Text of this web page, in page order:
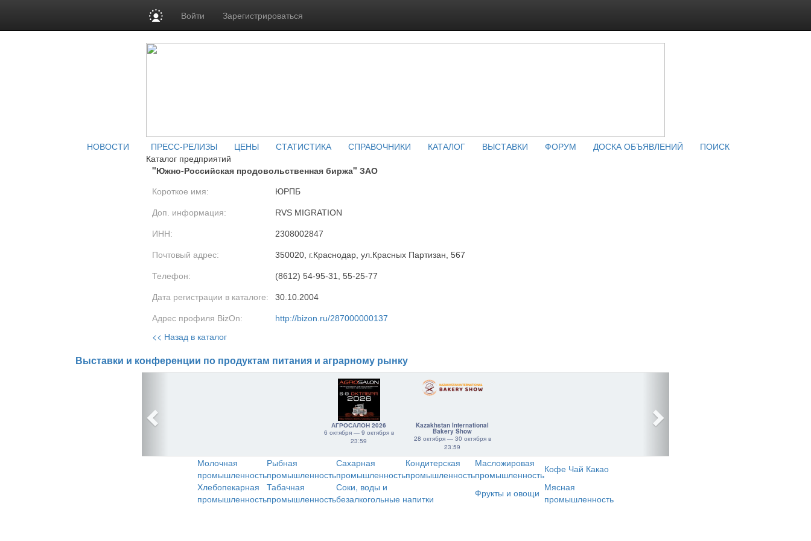
Войти Зарегистрироваться
НОВОСТИ ПРЕСС-РЕЛИЗЫ ЦЕНЫ СТАТИСТИКА СПРАВОЧНИКИ КАТАЛОГ ВЫСТАВКИ ФОРУМ ДОСКА ОБЪЯВЛЕНИЙ
ПОИСК
Каталог предприятий
"Южно-Российская продовольственная биржа" ЗАО
Короткое имя: ЮРПБ
Доп. информация: RVS MIGRATION
ИНН: 2308002847
Почтовый адрес: 350020, г.Краснодар, ул.Красных Партизан, 567
Телефон: (8612) 54-95-31, 55-25-77
Дата регистрации в каталоге: 30.10.2004
Адрес профиля BizOn: http://bizon.ru/287000000137
<< Назад в каталог
Выставки и конференции по продуктам питания и аграрному рынку
АГРОСАЛОН 2026
6 октября — 9 октября в
23:59
Kazakhstan International
Bakery Show
28 октября — 30 октября в
23:59
Молочная
промышленность
Рыбная
промышленность
Сахарная
промышленность
Кондитерская
промышленность
Масложировая
промышленностьКофе Чай Какао
Хлебопекарная
промышленность
Табачная
промышленность
Соки, воды и
безалкогольные напитки
Фрукты и овощи Мясная
промышленность